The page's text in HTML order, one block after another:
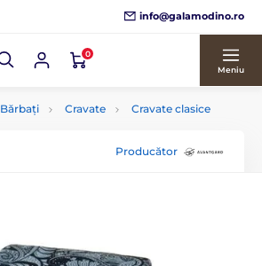
info@galamodino.ro
0
Meniu
Bărbați Cravate Cravate clasice
Producător